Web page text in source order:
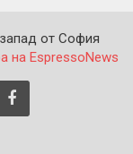
от София
на EspressoNews